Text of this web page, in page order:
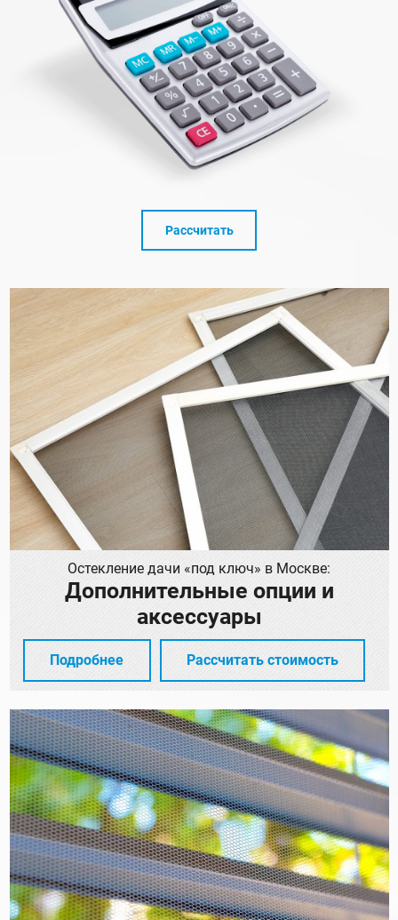
Рассчитать
Остекление дачи «под ключ» в Москве:
Дополнительные опции и
аксессуары
Подробнее Рассчитать стоимость